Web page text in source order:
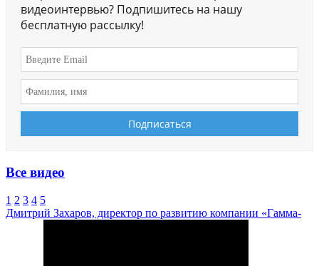
видеоинтервью? Подпишитесь на нашу
бесплатную рассылку!
Все видео
1 2 3 4 5
Дмитрий Захаров, директор по развитию компании «Гамма-